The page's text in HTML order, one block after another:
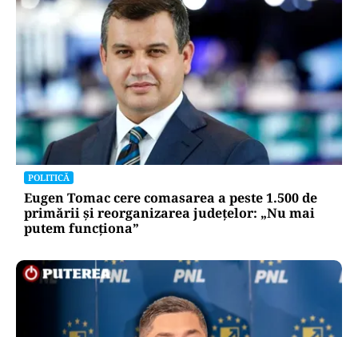
POLITICĂ
Eugen Tomac cere comasarea a peste 1.500 de
primării și reorganizarea județelor: „Nu mai
putem funcționa”